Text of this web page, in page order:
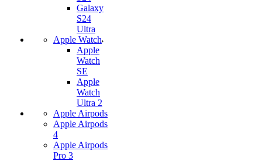
Galaxy
S24
Ultra
Apple Watch
Apple
Watch
SE
Apple
Watch
Ultra 2
Apple Airpods
Apple Airpods
4
Apple Airpods
Pro 3